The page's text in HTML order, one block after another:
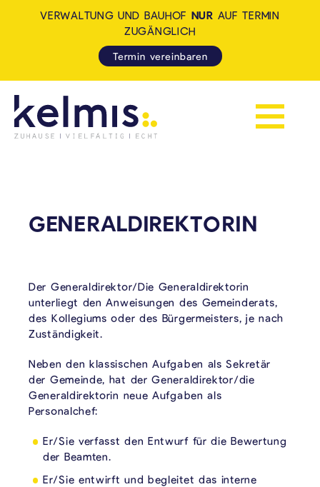
Navigation
VERWALTUNG UND BAUHOF NUR AUF TERMIN
ZUGÄNGLICH
Termin vereinbaren
GENERALDIREKTORIN
Der Generaldirektor/Die Generaldirektorin
unterliegt den Anweisungen des Gemeinderats,
des Kollegiums oder des Bürgermeisters, je nach
Zuständigkeit.
Neben den klassischen Aufgaben als Sekretär
der Gemeinde, hat der Generaldirektor/die
Generaldirektorin neue Aufgaben als
Personalchef:
Er/Sie verfasst den Entwurf für die Bewertung
der Beamten.
Er/Sie entwirft und begleitet das interne